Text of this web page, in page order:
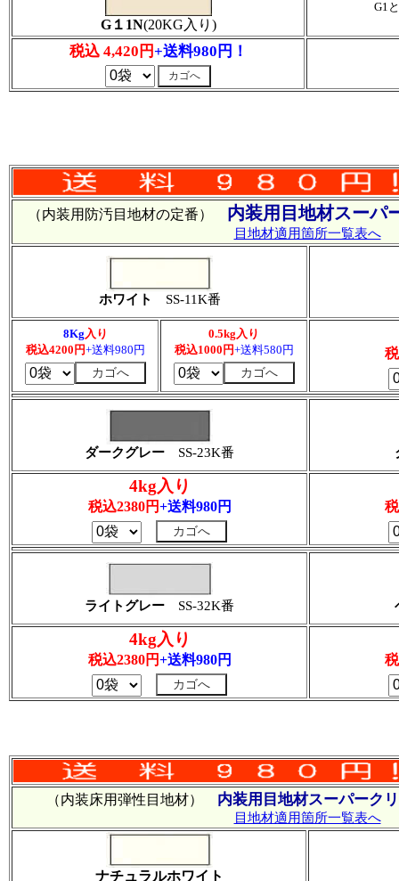
（内装用防汚目地材の定番） 内装用目地材スーパ
目地材適用箇所一覧表へ
ホワイト SS-11K番
8Kg入り
税込4200円+送料980円
0.5kg入り
税込1000円+送料580円
ダークグレー SS-23K番
4kg入り
税込2380円+送料980円
ライトグレー SS-32K番
4kg入り
税込2380円+送料980円
G１1N(20KG入り)
G1
税込 4,420円+送料980円！
（内装床用弾性目地材） 内装用目地材スーパーク
目地材適用箇所一覧表へ
ナチュラルホワイト